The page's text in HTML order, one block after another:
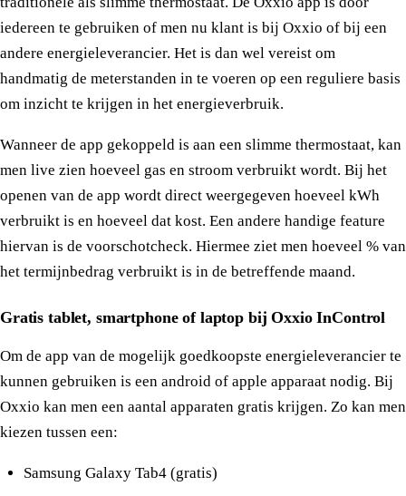
iedereen te gebruiken of men nu klant is bij Oxxio of bij een
andere energieleverancier. Het is dan wel vereist om
handmatig de meterstanden in te voeren op een reguliere basis
om inzicht te krijgen in het energieverbruik.
Wanneer de app gekoppeld is aan een slimme thermostaat, kan
men live zien hoeveel gas en stroom verbruikt wordt. Bij het
openen van de app wordt direct weergegeven hoeveel kWh
verbruikt is en hoeveel dat kost. Een andere handige feature
hiervan is de voorschotcheck. Hiermee ziet men hoeveel % van
het termijnbedrag verbruikt is in de betreffende maand.
Gratis tablet, smartphone of laptop bij Oxxio InControl
Om de app van de mogelijk goedkoopste energieleverancier te
kunnen gebruiken is een android of apple apparaat nodig. Bij
Oxxio kan men een aantal apparaten gratis krijgen. Zo kan men
kiezen tussen een:
Samsung Galaxy Tab4 (gratis)